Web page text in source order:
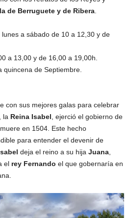
de Berruguete y de Ribera
a sábado de 10 a 12,30 y de
a 13,00 y de 16,00 a 19,00h.
de Septiembre.
con sus mejores galas para celebrar
la Reina Isabel , ejerció el gobierno de
en 1504. Este hecho
para entender el devenir de
deja el reino a su hija Juana
el rey Fernando el que gobernaría en